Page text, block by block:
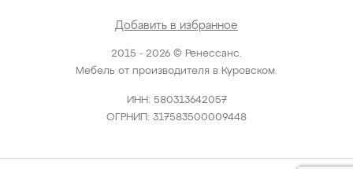
2015 - 2026 © Ренессанс.
Мебель от производителя в Куровском.
ИНН: 580313642057
ОГРНИП: 317583500009448
Добавить в избранное